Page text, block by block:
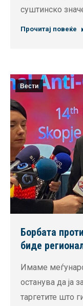
суштинско
Прочитај повеќе
Вести
Борбата
биде
Имаме
останува да ја
таргетите што